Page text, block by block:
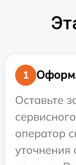
1
Оставьте
оператор
уточнения